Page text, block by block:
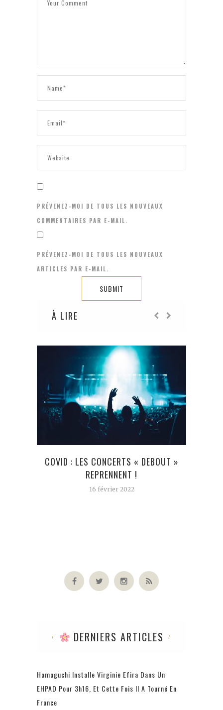
PRÉVENEZ-MOI DE TOUS LES NOUVEAUX
COMMENTAIRES PAR E-MAIL.
PRÉVENEZ-MOI DE TOUS LES NOUVEAUX
ARTICLES PAR E-MAIL.
À LIRE
COVID : LES CONCERTS « DEBOUT »
REPRENNENT !
16 février 2022
DERNIERS ARTICLES
Hamaguchi Installe Virginie Efira Dans Un
EHPAD Pour 3h16, Et Cette Fois Il A Tourné En
France